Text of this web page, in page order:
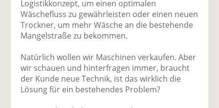
Logistikkonzept, um einen optimalen
Wäschefluss zu gewährleisten oder einen neuen
Trockner, um mehr Wäsche an die bestehende
Mangelstraße zu bekommen.
Natürlich wollen wir Maschinen verkaufen. Aber
wir schauen und hinterfragen immer, braucht
der Kunde neue Technik, ist das wirklich die
Lösung für ein bestehendes Problem?